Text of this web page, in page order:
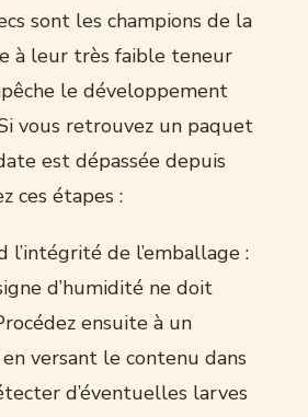
sont les champions de la
à leur très faible teneur
le développement
vous retrouvez un paquet
est dépassée depuis
ces étapes :
l’intégrité de l’emballage :
d’humidité ne doit
ensuite à un
versant le contenu dans
d’éventuelles larves